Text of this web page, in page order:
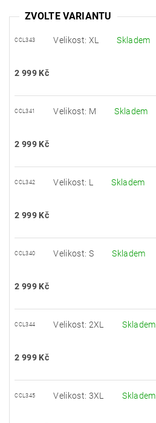
ZVOLTE VARIANTU
CCL343 Velikost: XL Skladem
2 999 Kč
CCL341 Velikost: M Skladem
2 999 Kč
CCL342 Velikost: L Skladem
2 999 Kč
CCL340 Velikost: S Skladem
2 999 Kč
CCL344 Velikost: 2XL Skladem
2 999 Kč
CCL345 Velikost: 3XL Skladem